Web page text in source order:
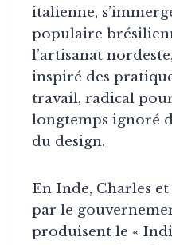
italienne,
populaire
l’artisanat
inspiré des
travail, radical
longtemps ignoré
du design.
En Inde, Charles et
par le
produisent le «